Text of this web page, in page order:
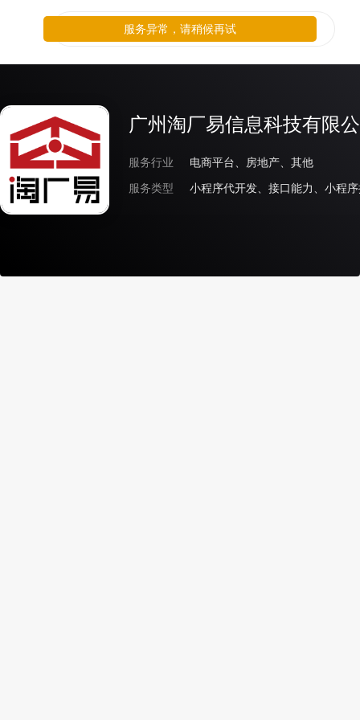
广州淘厂易信息科技有限
服务行业
电商平台、房地产、其他
服务类型
服务异常，请稍候再试